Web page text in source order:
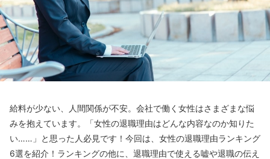
給料が少ない、人間関係が不安。会社で働く女性はさまざまな悩
みを抱えています。「女性の退職理由はどんな内容なのか知りた
い……」と思った人必見です！今回は、女性の退職理由ランキング
6選を紹介！ランキングの他に、退職理由で使える嘘や退職の伝え